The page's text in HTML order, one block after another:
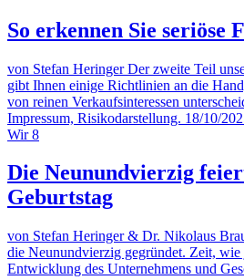
So erkennen Sie seriöse
von Stefan Heringer Der zweite Teil
gibt Ihnen einige Richtlinien an die
von reinen Verkaufsinteressen
Impressum, Risikodarstellung. 18/10/
Wir 8
Die Neunundvierzig
Geburtstag
von Stefan Heringer & Dr. Nikolaus
die Neunundvierzig gegründet. Zeit, wie
Entwicklung des Unternehmens und